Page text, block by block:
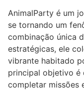
AnimalParty é um
se tornando um
combinação única
estratégicas, ele
vibrante habitado
principal objetivo é
completar missões